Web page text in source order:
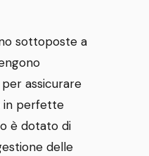
sottoposte a
assicurare
in perfette
è dotato di
delle